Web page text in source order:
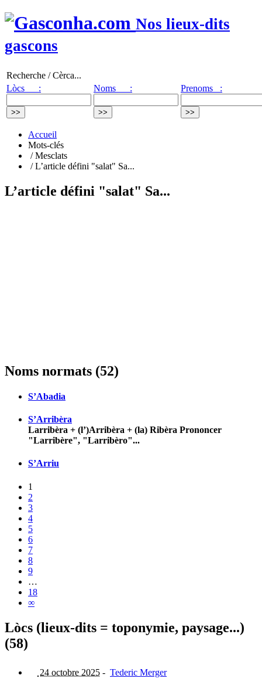
Nos lieux-dits
gascons
Recherche / Cèrca...
Lòcs :
Noms : Prenoms :
Accueil
Mots-clés
/ Mesclats
/ L’article défini "salat" Sa...
L’article défini "salat" Sa...
Noms normats (52)
S’Abadia
S’Arribèra
Larribèra + (l’)Arribèra + (la) Ribèra Prononcer
"Larribère", "Larribèro"...
S’Arriu
1
2
3
4
5
6
7
8
9
…
18
∞
Lòcs (lieux-dits = toponymie, paysage...)
(58)
24 octobre 2025 - Tederic Merger